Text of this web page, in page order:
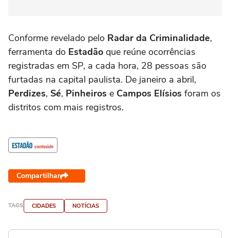
Conforme revelado pelo Radar da Criminalidade,
ferramenta do Estadão que reúne ocorrências
registradas em SP, a cada hora, 28 pessoas são
furtadas na capital paulista. De janeiro a abril,
Perdizes, Sé, Pinheiros e Campos Elísios foram os
distritos com mais registros.
Compartilhar
TAGS CIDADES NOTÍCIAS